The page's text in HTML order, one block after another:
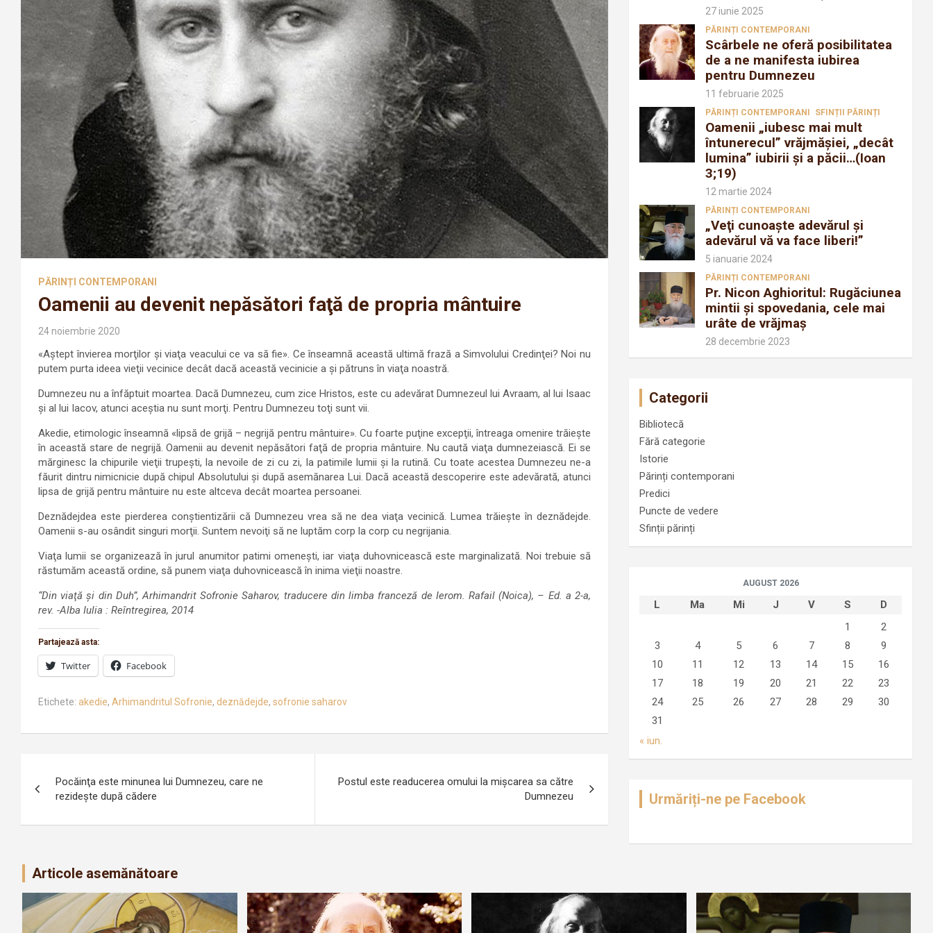
PĂRINȚI CONTEMPORANI
Oamenii au devenit nepăsători faţă de propria mântuire
24 noiembrie 2020
«Aştept învierea morţilor şi viaţa veacului ce va să fie». Ce înseamnă această ultimă frază a Simvolului Credinţei? Noi nu
putem purta ideea vieţii vecinice decât dacă această vecinicie a şi pătruns în viaţa noastră.
Dumnezeu nu a înfăptuit moartea. Dacă Dumnezeu, cum zice Hristos, este cu adevărat Dumnezeul lui Avraam, al lui Isaac
şi al lui Iacov, atunci aceştia nu sunt morţi. Pentru Dumnezeu toţi sunt vii.
Akedie, etimologic înseamnă «lipsă de grijă – negrijă pentru mântuire». Cu foarte puţine excepţii, întreaga omenire trăieşte
în această stare de negrijă. Oamenii au devenit nepăsători faţă de propria mântuire. Nu caută viaţa dumnezeiască. Ei se
mărginesc la chipurile vieţii trupeşti, la nevoile de zi cu zi, la patimile lumii şi la rutină. Cu toate acestea Dumnezeu ne-a
făurit dintru nimicnicie după chipul Absolutului şi după asemănarea Lui. Dacă această descoperire este adevărată, atunci
lipsa de grijă pentru mântuire nu este altceva decât moartea persoanei.
Deznădejdea este pierderea conştientizării că Dumnezeu vrea să ne dea viaţa vecinică. Lumea trăieşte în deznădejde.
Oamenii s-au osândit singuri morţii. Suntem nevoiţi să ne luptăm corp la corp cu negrijania.
Viaţa lumii se organizează în jurul anumitor patimi omeneşti, iar viaţa duhovnicească este marginalizată. Noi trebuie să
răstumăm această ordine, să punem viaţa duhovnicească în inima vieţii noastre.
“Din viaţă şi din Duh”, Arhimandrit Sofronie Saharov, traducere din limba franceză de Ierom. Rafail (Noica), – Ed. a 2-a,
rev. -Alba Iulia : Reîntregirea, 2014
Partajează asta:
Twitter Facebook
Etichete: akedie, Arhimandritul Sofronie, deznădejde, sofronie saharov
în
articole
Pocăinţa este minunea lui Dumnezeu, care ne
rezideşte după cădere
Postul este readucerea omului la mișcarea sa către
Dumnezeu
27 iunie 2025
PĂRINȚI CONTEMPORANI
Scârbele ne oferă posibilitatea
de a ne manifesta iubirea
pentru Dumnezeu
11 februarie 2025
PĂRINȚI CONTEMPORANI SFINȚII PĂRINȚI
Oamenii „iubesc mai mult
întunerecul” vrăjmăşiei, „decât
lumina” iubirii şi a păcii…(Ioan
3;19)
12 martie 2024
PĂRINȚI CONTEMPORANI
„Veţi cunoaşte adevărul şi
adevărul vă va face liberi!”
5 ianuarie 2024
PĂRINȚI CONTEMPORANI
Pr. Nicon Aghioritul: Rugăciunea
mintii și spovedania, cele mai
urâte de vrăjmaș
28 decembrie 2023
Categorii
Bibliotecă
Fără categorie
Istorie
Părinți contemporani
Predici
Puncte de vedere
Sfinții părinți
AUGUST 2026
L Ma Mi J V S
D
1
2
3
4 5 6 7 8
9
10
11 12 13 14 15
16
17
18 19 20 21 22
23
24
25 26 27 28 29
30
31
« iun.
Urmăriți-ne pe Facebook
Articole asemănătoare